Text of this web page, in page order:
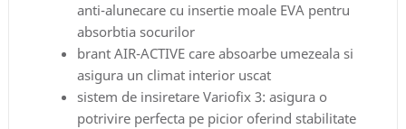
anti-alunecare cu insertie moale EVA pentru
absorbtia socurilor
brant AIR-ACTIVE care absoarbe umezeala si
asigura un climat interior uscat
sistem de insiretare Variofix 3: asigura o
potrivire perfecta pe picior oferind stabilitate